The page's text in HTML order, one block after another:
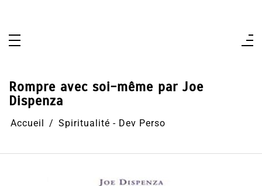
Rompre avec soi-même par Joe
Dispenza
Accueil Spiritualité - Dev Perso